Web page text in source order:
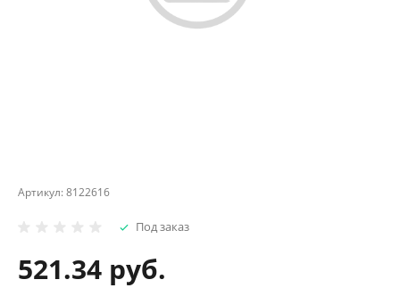
Артикул:8122616
Под заказ
521.34 руб.